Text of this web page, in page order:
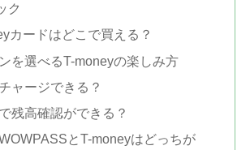
ク
カードはどこで買える？
を選べるT-moneyの楽しみ方
ャージできる？
残高確認ができる？
とT-moneyはどっちが